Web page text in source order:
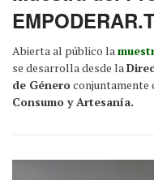
Abierta al público la
se desarrolla desde la
de Géneroconjuntamente
Consumo y Artesanía.